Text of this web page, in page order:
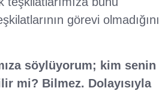
görevi olmadığını
söylüyorum; kim senin
mi? Bilmez. Dolayısıyla